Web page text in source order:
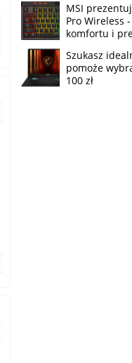
MSI
Pro Wireless
komfortu i
Szukasz
pomoże
100 zł